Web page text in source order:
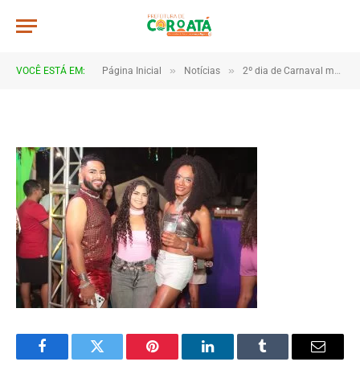
VOCÊ ESTÁ EM: Página Inicial » Notícias » 2º dia de Carnaval movimenta Coroatá com muita animação e grande público
4B2A1166
FacebookTwitter Pinterest LinkedInTumblr Email